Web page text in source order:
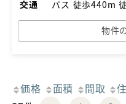
交通
バス 徒歩440m
物件
価格 面積 間取